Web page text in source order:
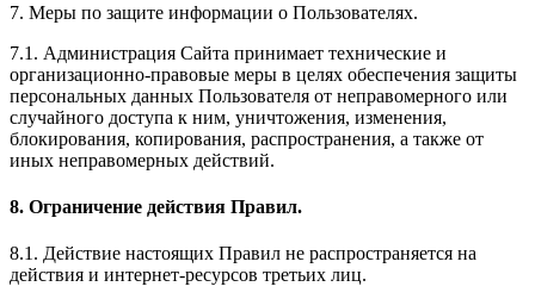
7. Меры по защите информации о Пользователях.
7.1. Администрация Сайта принимает технические и
организационно-правовые меры в целях обеспечения защиты
персональных данных Пользователя от неправомерного или
случайного доступа к ним, уничтожения, изменения,
блокирования, копирования, распространения, а также от
иных неправомерных действий.
8. Ограничение действия Правил.
8.1. Действие настоящих Правил не распространяется на
действия и интернет-ресурсов третьих лиц.